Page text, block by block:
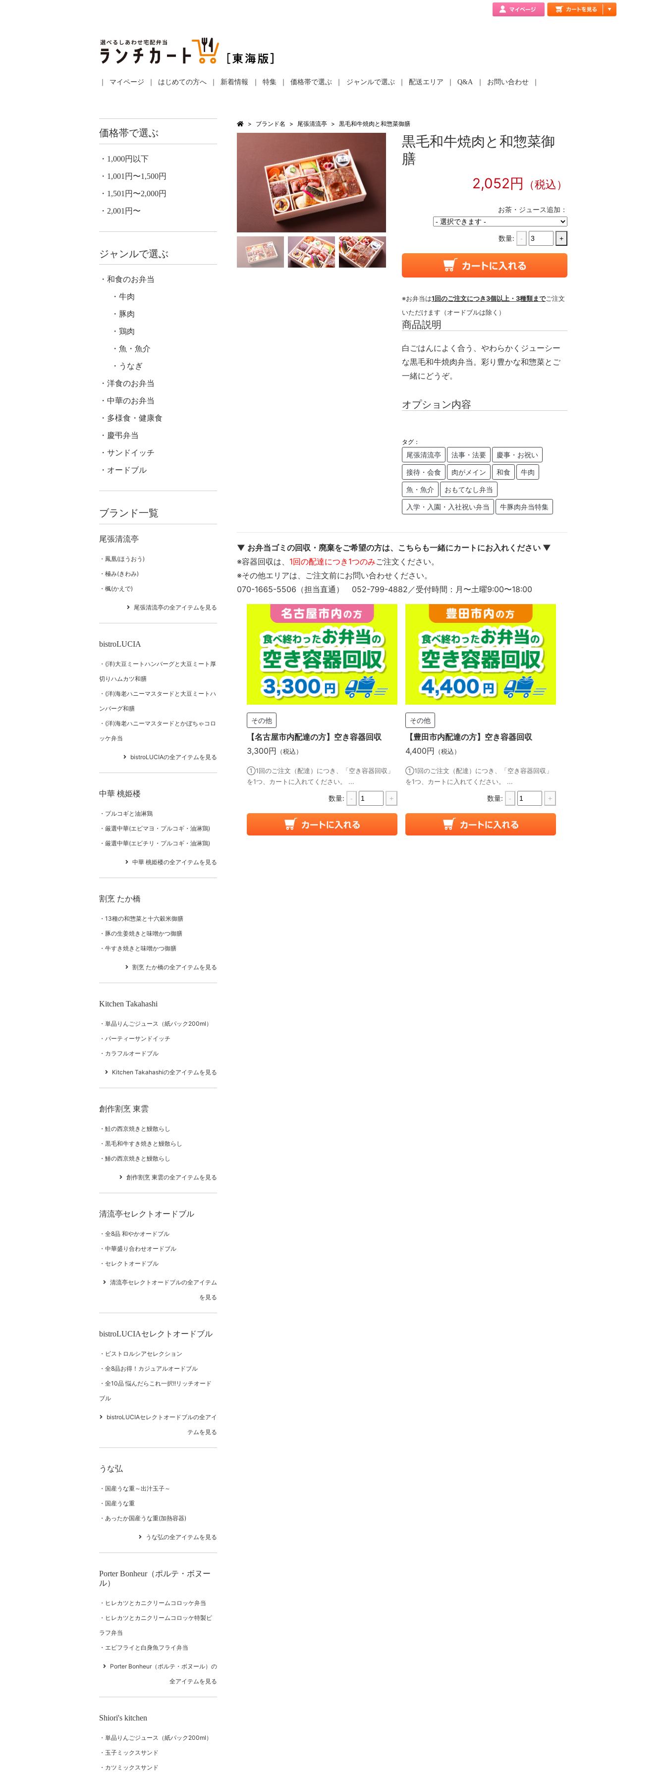
マイページ はじめての方へ 新着情報 特集 価格帯で選ぶ ジャンルで選ぶ 配送エリア Q&A お問い合わせ
ブランド名 尾張清流亭 黒毛和牛焼肉と和惣菜御膳
黒毛和牛焼肉と和惣菜御
膳
2,052円 （税込）
お茶・ジュース追加：
数量: - +
※お弁当は1回のご注文につき3個以上・3種類までご注文
いただけます（オードブルは除く）
商品説明
白ごはんによく合う、やわらかくジューシー
な黒毛和牛焼肉弁当。彩り豊かな和惣菜とご
一緒にどうぞ。
オプション内容
タグ：
尾張清流亭 法事・法要 慶事・お祝い
接待・会食 肉がメイン 和食 牛肉
魚・魚介 おもてなし弁当
入学・入園・入社祝い弁当 牛豚肉弁当特集
▼ お弁当ゴミの回収・廃棄をご希望の方は、こちらも一緒にカートにお入れください ▼
※容器回収は、 1回の配達につき1つのみご注文ください。
※その他エリアは、ご注文前にお問い合わせください。
070-1665-5506（担当直通） 052-799-4882／受付時間：月〜土曜9:00〜18:00
その他
【名古屋市内配達の方】空き容器回収
3,300円 （税込）
①1回のご注文（配達）につき、「空き容器回収」
を1つ、カートに入れてください。 ...
数量: - +
その他
【豊田市内配達の方】空き容器回収
4,400円 （税込）
①1回のご注文（配達）につき、「空き容器回収」
を1つ、カートに入れてください。 ...
数量: - +
価格帯で選ぶ
1,000円以下
1,001円〜1,500円
1,501円〜2,000円
2,001円〜
ジャンルで選ぶ
和食のお弁当
牛肉
豚肉
鶏肉
魚・魚介
うなぎ
洋食のお弁当
中華のお弁当
多様食・健康食
慶弔弁当
サンドイッチ
オードブル
ブランド一覧
尾張清流亭
鳳凰(ほうおう)
極み(きわみ)
楓(かえで)
尾張清流亭の全アイテムを見る
bistroLUCIA
(洋)大豆ミートハンバーグと大豆ミート厚
切りハムカツ和膳
(洋)海老ハニーマスタードと大豆ミートハ
ンバーグ和膳
(洋)海老ハニーマスタードとかぼちゃコロ
ッケ弁当
bistroLUCIAの全アイテムを見る
中華 桃姫楼
プルコギと油淋鶏
厳選中華(エビマヨ・プルコギ・油淋鶏)
厳選中華(エビチリ・プルコギ・油淋鶏)
中華 桃姫楼の全アイテムを見る
割烹 たか橋
13種の和惣菜と十六穀米御膳
豚の生姜焼きと味噌かつ御膳
牛すき焼きと味噌かつ御膳
割烹 たか橋の全アイテムを見る
Kitchen Takahashi
単品りんごジュース（紙パック200ml）
パーティーサンドイッチ
カラフルオードブル
Kitchen Takahashiの全アイテムを見る
創作割烹 東雲
鮭の西京焼きと鰻散らし
黒毛和牛すき焼きと鰻散らし
鰆の西京焼きと鰻散らし
創作割烹 東雲の全アイテムを見る
清流亭セレクトオードブル
全8品 和やかオードブル
中華盛り合わせオードブル
セレクトオードブル
清流亭セレクトオードブルの全アイテム
を見る
bistroLUCIAセレクトオードブル
ビストロルシアセレクション
全8品お得！カジュアルオードブル
全10品 悩んだらこれ一択!!リッチオード
ブル
bistroLUCIAセレクトオードブルの全アイ
テムを見る
うな弘
国産うな重～出汁玉子～
国産うな重
あったか国産うな重(加熱容器)
うな弘の全アイテムを見る
Porter Bonheur（ポルテ・ボヌー
ル）
ヒレカツとカニクリームコロッケ弁当
ヒレカツとカニクリームコロッケ特製ピ
ラフ弁当
エビフライと白身魚フライ弁当
Porter Bonheur（ポルテ・ボヌール）の
全アイテムを見る
Shiori's kitchen
単品りんごジュース（紙パック200ml）
玉子ミックスサンド
カツミックスサンド